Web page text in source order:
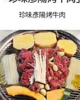
珍味彥陽烤牛肉